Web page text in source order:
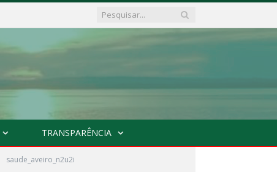
TRANSPARÊNCIA
saude_aveiro_n2u2i